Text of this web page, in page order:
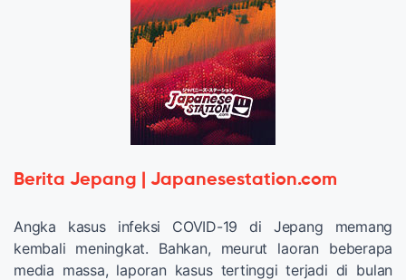
Berita Jepang | Japanesestation.com
Angka kasus infeksi COVID-19 di Jepang memang
kembali meningkat. Bahkan, meurut laoran beberapa
media massa, laporan kasus tertinggi terjadi di bulan